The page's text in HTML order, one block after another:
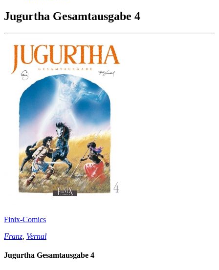
Jugurtha Gesamtausgabe 4
Finix-Comics
Franz Vernal
Jugurtha Gesamtausgabe 4